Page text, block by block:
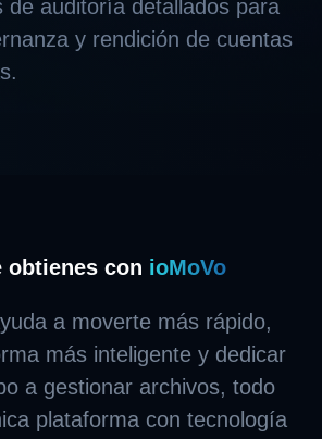
de auditoría detallados para
y rendición de cuentas
obtienes con ioMoVo
a moverte más rápido,
más inteligente y dedicar
a gestionar archivos, todo
plataforma con tecnología